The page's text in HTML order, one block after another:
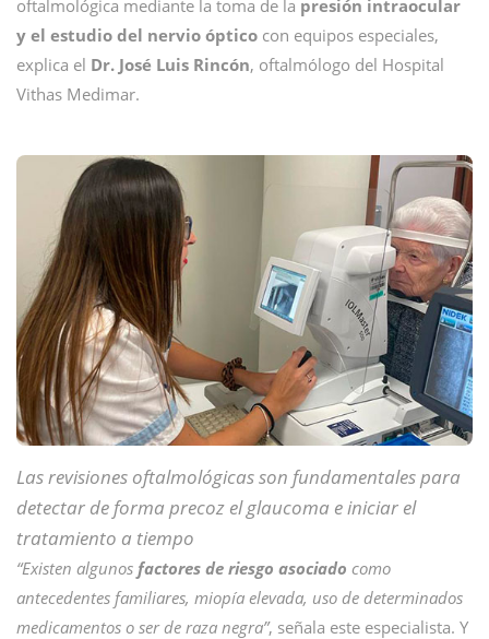
oftalmológica mediante la toma de la presión intraocular
y el estudio del nervio óptico con equipos especiales,
explica el Dr. José Luis Rincón, oftalmólogo del Hospital
Vithas Medimar.
Las revisiones oftalmológicas son fundamentales para
detectar de forma precoz el glaucoma e iniciar el
tratamiento a tiempo
“Existen algunos factores de riesgo asociado como
antecedentes familiares, miopía elevada, uso de determinados
medicamentos o ser de raza negra”, señala este especialista. Y